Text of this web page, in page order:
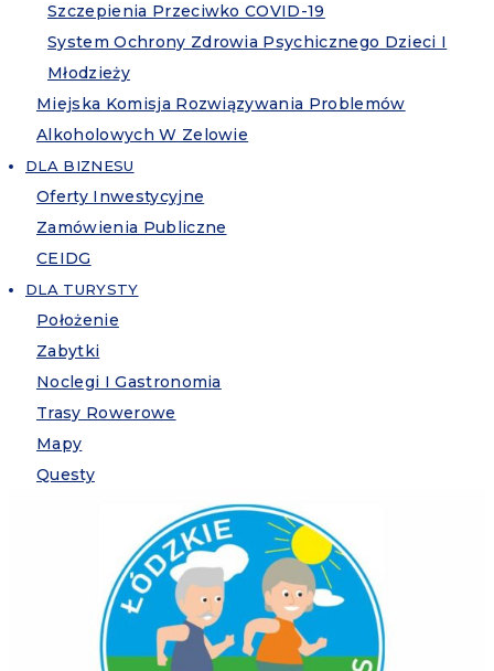
Szczepienia Przeciwko COVID-19
System Ochrony Zdrowia Psychicznego Dzieci I
Młodzieży
Miejska Komisja Rozwiązywania Problemów
Alkoholowych W Zelowie
DLA BIZNESU
Oferty Inwestycyjne
Zamówienia Publiczne
CEIDG
DLA TURYSTY
Położenie
Zabytki
Noclegi I Gastronomia
Trasy Rowerowe
Mapy
Questy